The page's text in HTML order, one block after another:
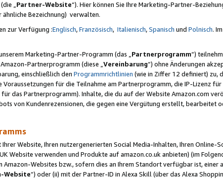
„Partner-Website“). Hier können Sie Ihre Marketing-Partner-
ähnliche Bezeichnung) verwalten.
zur Verfügung :Englisch,Französisch, Italienisch,Spanisch und Polnisch.
Marketing-Partner-Programm (das „Partnerprogramm“)
Partnerprogramm (diese „Vereinbarung“) ohne Änderungen
einschließlich den Programmrichtlinien (wie in Ziffer 12 definiert) zu,
Voraussetzungen für die Teilnahme am Partnerprogramm, die IP-Lizenz
das Partnerprogramm). Inhalte, die du auf der Website Amazon.com
von Kundenrezensionen, die gegen eine Vergütung erstellt, bearbeitet
Website, Ihren nutzergenerierten Social Media-Inhalten, Ihren
Website verwenden und Produkte auf amazon.co.uk anbieten) (im
Amazon-Websites bzw., sofern dies an Ihrem Standort verfügbar ist, einer
Website“) oder (ii) mit der Partner-ID in Alexa Skill (über das Alexa